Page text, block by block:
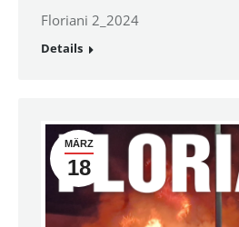
Floriani 2_2024
Details
MÄRZ
18